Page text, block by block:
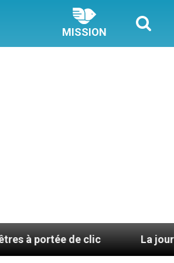
MISSION
de clic La journée du pape